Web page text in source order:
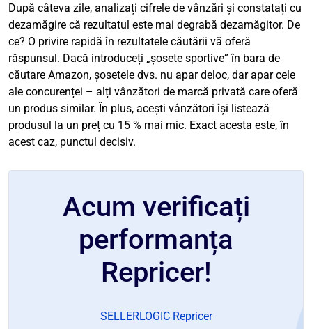
După câteva zile, analizați cifrele de vânzări și constatați cu
dezamăgire că rezultatul este mai degrabă dezamăgitor. De
ce? O privire rapidă în rezultatele căutării vă oferă
răspunsul. Dacă introduceți „șosete sportive” în bara de
căutare Amazon, șosetele dvs. nu apar deloc, dar apar cele
ale concurenței – alți vânzători de marcă privată care oferă
un produs similar. În plus, acești vânzători își listează
produsul la un preț cu 15 % mai mic. Exact acesta este, în
acest caz, punctul decisiv.
Acum verificați
performanța
Repricer!
SELLERLOGIC Repricer